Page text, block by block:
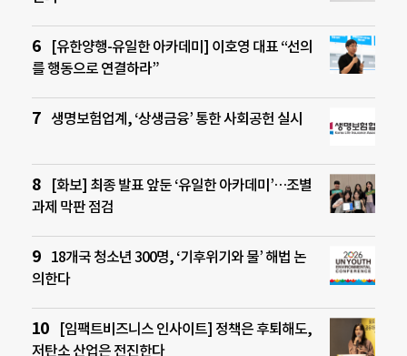
[유한양행-유일한 아카데미] 이호영 대표 “선의
를 행동으로 연결하라”
생명보험업계, ‘상생금융’ 통한 사회공헌 실시
[화보] 최종 발표 앞둔 ‘유일한 아카데미’…조별
과제 막판 점검
18개국 청소년 300명, ‘기후위기와 물’ 해법 논
의한다
[임팩트비즈니스 인사이트] 정책은 후퇴해도,
저탄소 산업은 전진한다